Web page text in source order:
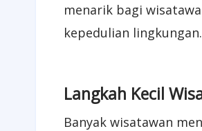
menarik bagi
kepedulian lingkungan.
Langkah Kecil
Banyak wisatawan